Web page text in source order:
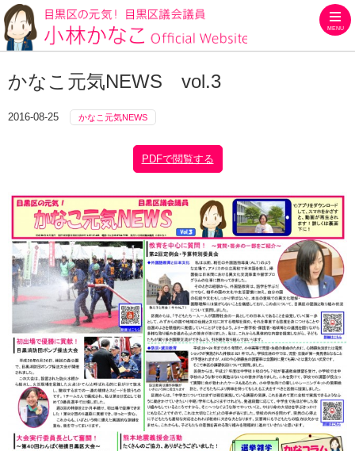
MENU
かなこ元気NEWS vol.3
2016-08-25 かなこ元気NEWS
PDFで閲覧する